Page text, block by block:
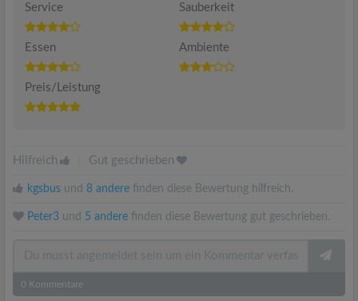
Service
Sauberkeit
Essen Ambiente
Preis/Leistung
Hilfreich Gut geschrieben
kgsbus und 8 andere finden diese Bewertung hilfreich.
Peter3 und 5 andere finden diese Bewertung gut geschrieben.
0 Kommentare